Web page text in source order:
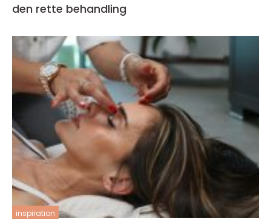
den rette behandling
inspiration